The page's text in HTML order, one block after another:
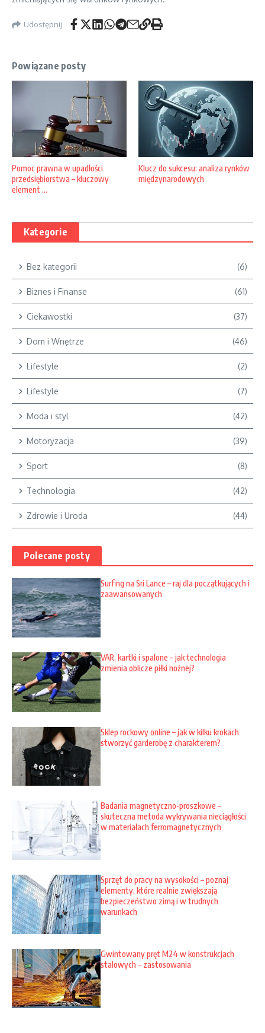
Udostępnij
Powiązane posty
Pomoc prawna w upadłości
przedsiębiorstwa – kluczowy
element ...
Klucz do sukcesu: analiza rynków
międzynarodowych
Kategorie
Bez kategorii (6)
Biznes i Finanse (61)
Ciekawostki (37)
Dom i Wnętrze (46)
Lifestyle (2)
Lifestyle (7)
Moda i styl (42)
Motoryzacja (39)
Sport (8)
Technologia (42)
Zdrowie i Uroda (44)
Polecane posty
Surfing na Sri Lance – raj dla początkujących i
zaawansowanych
VAR, kartki i spalone – jak technologia
zmienia oblicze piłki nożnej?
Sklep rockowy online – jak w kilku krokach
stworzyć garderobę z charakterem?
Badania magnetyczno-proszkowe –
skuteczna metoda wykrywania nieciągłości
w materiałach ferromagnetycznych
Sprzęt do pracy na wysokości – poznaj
elementy, które realnie zwiększają
bezpieczeństwo zimą i w trudnych
warunkach
Gwintowany pręt M24 w konstrukcjach
stalowych – zastosowania